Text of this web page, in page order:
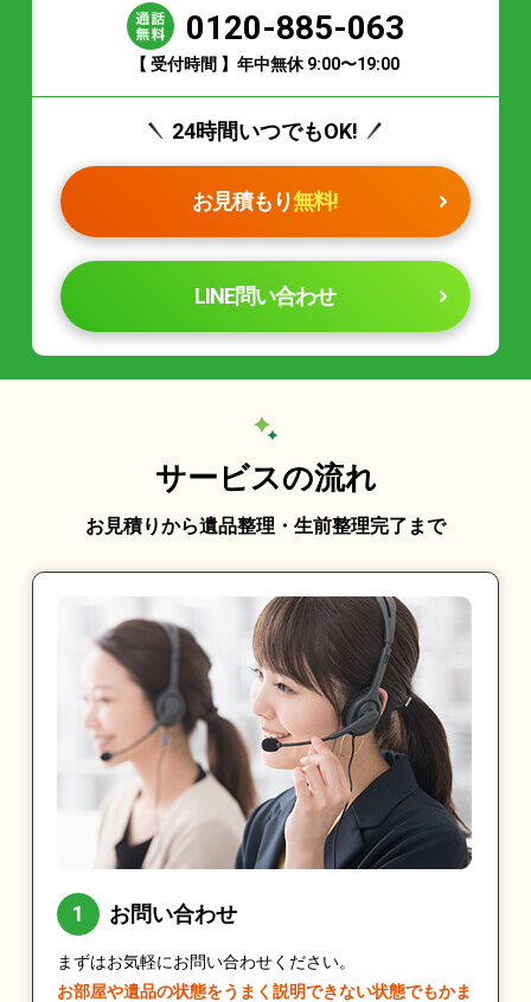
0120-885-063
【 受付時間 】年中無休 9:00〜19:00
24時間いつでもOK!
お見積もり無料!
LINE問い合わせ
サービスの流れ
お見積りから遺品整理・生前整理完了まで
お問い合わせ
まずはお気軽にお問い合わせください。
お部屋や遺品の状態をうまく説明できない状態でもかま